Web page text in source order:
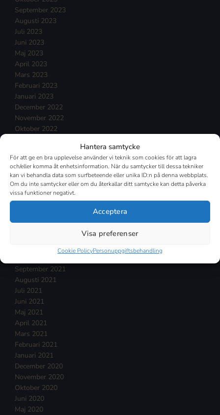
Hantera samtycke
För att ge en bra upplevelse använder vi teknik som cookies för att lagra
och/eller komma åt enhetsinformation. När du samtycker till dessa tekniker
kan vi behandla data som surfbeteende eller unika ID:n på denna webbplats.
Om du inte samtycker eller om du återkallar ditt samtycke kan detta påverka
vissa funktioner negativt.
Acceptera
Visa preferenser
Cookie PolicyPersonuppgiftsbehandling
September 2023
Augusti 2023
Juli 2023
Juni 2023
Maj 2023
April 2023
Mars 2023
Februari 2023
Januari 2023
December 2022
November 2022
Oktober 2022
Juli 2022
Juni 2022
Maj 2022
April 2022
November 2021
September 2021
Augusti 2021
Juli 2021
Juni 2021
Maj 2021
April 2021
Mars 2021
Februari 2021
Januari 2021
December 2020
November 2020
Oktober 2020
Juni 2020
Maj 2020